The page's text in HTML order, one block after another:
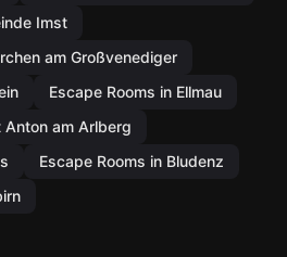
Imst
am Großvenediger
Escape Rooms in Ellmau
Anton am Arlberg
Escape Rooms in Bludenz